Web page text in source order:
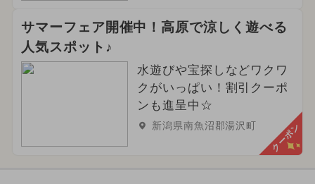
サマーフェア開催中！高原で涼しく遊べる
人気スポット♪
水遊びや宝探しなどワクワ
クがいっぱい！割引クーポ
ンも進呈中☆
新潟県南魚沼郡湯沢町 クーポン